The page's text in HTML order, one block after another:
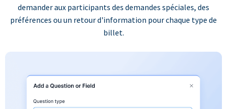
demander aux participants des demandes spéciales, des
préférences ou un retour d'information pour chaque type de
billet.